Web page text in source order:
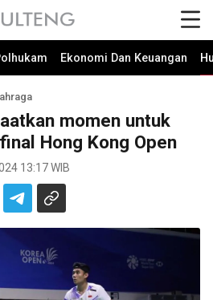
Ekonomi Dan Keuangan
momen untuk
Hong Kong Open
13:17 WIB